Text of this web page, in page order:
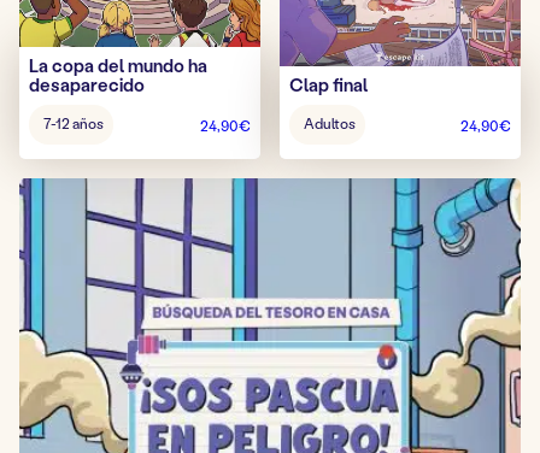
La copa del mundo ha
desaparecido
del7-12 años 24,90€
Clap final
delAdultos 24,90€